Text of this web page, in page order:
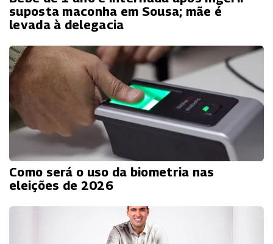
suposta maconha em Sousa; mãe é
levada à delegacia
Como será o uso da biometria nas
eleições de 2026